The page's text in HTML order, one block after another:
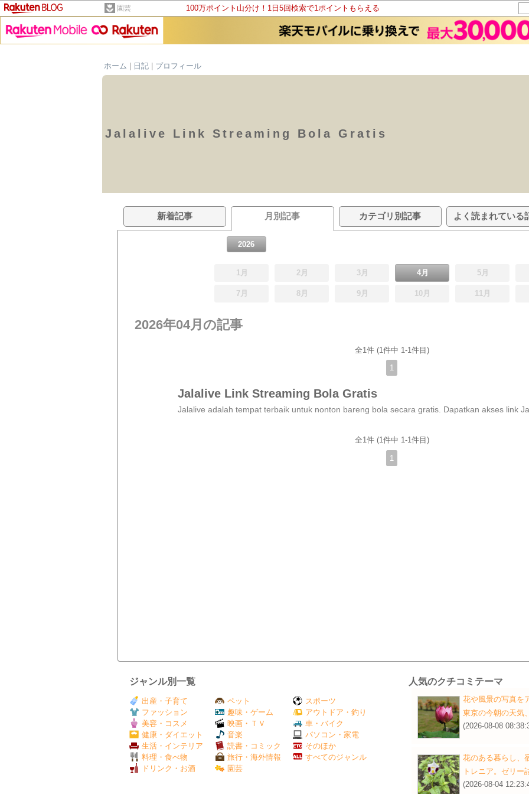
園芸 100万ポイント山分け！1日5回検索で1ポイントもらえる
ホーム
日記 プロフィール
Jalalive Link Streaming Bola Gratis
新着記事 月別記事 カテゴリ別記事 よく読まれている
2026
1月 2月 3月 4月 5月
7月 8月 9月 10月 11月
2026年04月の記事
全1件 (1件中 1-1件目)
1
Jalalive Link Streaming Bola Gratis
全1件 (1件中 1-1件目)
1
ジャンル別一覧
出産・子育て
ファッション
美容・コスメ
健康・ダイエット
生活・インテリア
料理・食べ物
ドリンク・お酒
ペット
趣味・ゲーム
映画・ＴＶ
音楽
読書・コミック
旅行・海外情報
園芸
スポーツ
アウトドア・釣り
車・バイク
パソコン・家電
そのほか
すべてのジャンル
人気のクチコミテーマ
花や風景の写真を
東京の今朝の天気
(2026-08-08
花のある暮らし、
トレニア。ゼリー
(2026-08-04